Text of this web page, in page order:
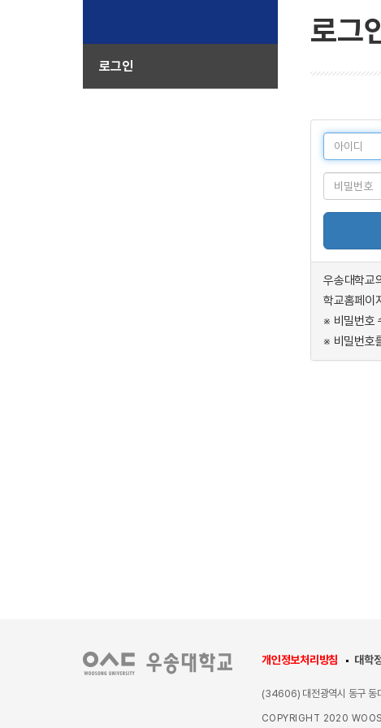
로그
우송대학교
학교홈페이
※ 비밀번호
※ 비밀번호
로그인
개인정보처리방침 대학
(34606) 대전광역시 동구 동
COPYRIGHT 2020